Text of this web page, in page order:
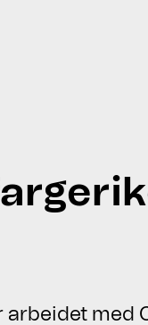
arbeidet med